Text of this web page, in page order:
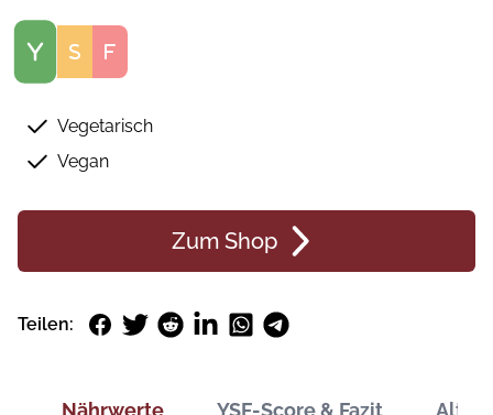
Score
Vegetarisch
Vegan
Zum Shop
Teilen: Facebook
TwitterRedditLinkedInWhatsApp
Telegram
Nährwerte YSF-Score & Fazit